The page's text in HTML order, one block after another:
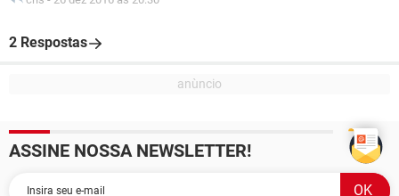
2 Respostas
ASSINE NOSSA NEWSLETTER!